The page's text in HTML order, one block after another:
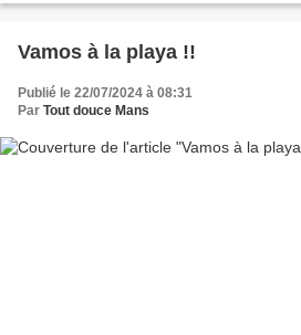
Vamos à la playa !!
Publié le 22/07/2024 à 08:31
Par Tout douce Mans